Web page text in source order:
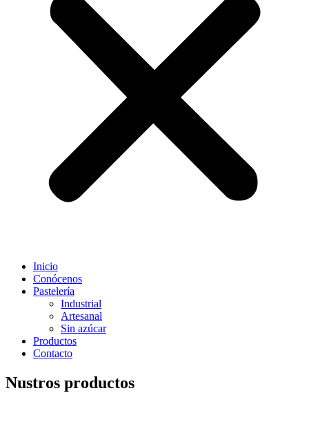
Inicio
Conócenos
Pastelería
Industrial
Artesanal
Sin azúcar
Productos
Contacto
Nustros productos